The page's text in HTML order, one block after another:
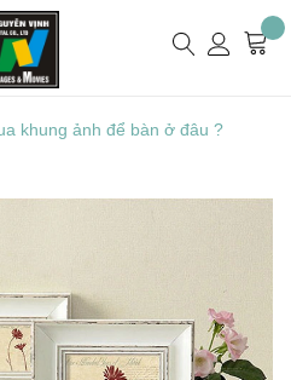
khung ảnh để bàn ở đâu ?